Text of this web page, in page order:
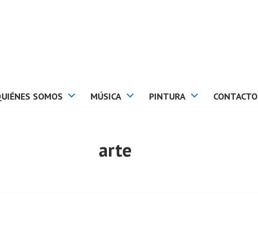
SOMOS MÚSICA PINTURA CONTACTO
arte